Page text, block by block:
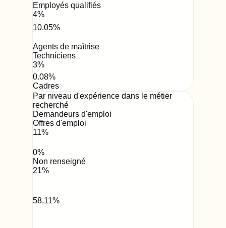
Employés qualifiés
4%
10.05%
Agents de maîtrise
Techniciens
3%
0.08%
Cadres
Par niveau d'expérience dans le métier
recherché
Demandeurs d'emploi
Offres d'emploi
11%
0%
Non renseigné
21%
58.11%